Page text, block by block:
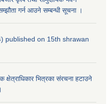
गर्न आउने सम्बन्धी सूचना ।
published on 15th shrawan
भित्रका संरचना हटाउने